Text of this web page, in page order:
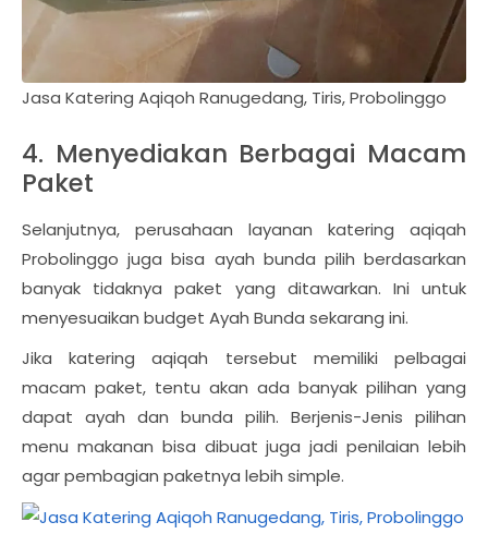
Jasa Katering Aqiqoh Ranugedang, Tiris, Probolinggo
4. Menyediakan Berbagai Macam
Paket
Selanjutnya, perusahaan layanan katering aqiqah
Probolinggo juga bisa ayah bunda pilih berdasarkan
banyak tidaknya paket yang ditawarkan. Ini untuk
menyesuaikan budget Ayah Bunda sekarang ini.
Jika katering aqiqah tersebut memiliki pelbagai
macam paket, tentu akan ada banyak pilihan yang
dapat ayah dan bunda pilih. Berjenis-Jenis pilihan
menu makanan bisa dibuat juga jadi penilaian lebih
agar pembagian paketnya lebih simple.